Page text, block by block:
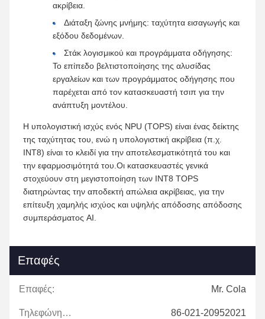
ακρίβεια.
Διάταξη ζώνης μνήμης: ταχύτητα εισαγωγής και
εξόδου δεδομένων.
Στάκ λογισμικού και προγράμματα οδήγησης:
Το επίπεδο βελτιστοποίησης της αλυσίδας
εργαλείων και των προγράμματος οδήγησης που
παρέχεται από τον κατασκευαστή τσιπ για την
ανάπτυξη μοντέλου.
Η υπολογιστική ισχύς ενός NPU (TOPS) είναι ένας δείκτης
της ταχύτητας του, ενώ η υπολογιστική ακρίβεια (π.χ.
INT8) είναι το κλειδί για την αποτελεσματικότητά του και
την εφαρμοσιμότητά του.Οι κατασκευαστές γενικά
στοχεύουν στη μεγιστοποίηση των INT8 TOPS
διατηρώντας την αποδεκτή απώλεια ακρίβειας, για την
επίτευξη χαμηλής ισχύος και υψηλής απόδοσης απόδοσης
συμπεράσματος AI.
Επαφές
Επαφές: Mr. Cola
Τηλεφώνημα: 86-021-20952021